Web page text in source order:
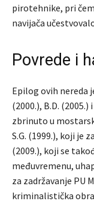
pirotehnike, pri
navijača
Povrede i
Epilog ovih nereda
(2000.), B.D.
zbrinuto u
S.G. (1999.), koji je
(2009.), koji se
međuvremenu,
za zadržavanje PU
kriminalistička